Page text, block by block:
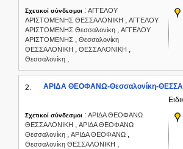
Σχετικοί σύνδεσμοι : ΑΓΓΕΛΟΥ
ΑΡΙΣΤΟΜΕΝΗΣ ΘΕΣΣΑΛΟΝΙΚΗ , ΑΓΓΕΛΟΥ
ΑΡΙΣΤΟΜΕΝΗΣ Θεσσαλονίκη , ΑΓΓΕΛΟΥ
ΑΡΙΣΤΟΜΕΝΗΣ , Θεσσαλονίκη
ΘΕΣΣΑΛΟΝΙΚΗ , ΘΕΣΣΑΛΟΝΙΚΗ ,
Θεσσαλονίκη ,
2.
ΑΡΙΔΑ ΘΕΟΦΑΝΩ-Θεσσαλονίκη-
Σχετικοί σύνδεσμοι : ΑΡΙΔΑ ΘΕΟΦΑΝΩ
ΘΕΣΣΑΛΟΝΙΚΗ , ΑΡΙΔΑ ΘΕΟΦΑΝΩ
Θεσσαλονίκη , ΑΡΙΔΑ ΘΕΟΦΑΝΩ ,
Θεσσαλονίκη ΘΕΣΣΑΛΟΝΙΚΗ ,